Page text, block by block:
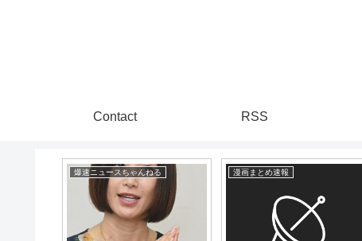
Contact RSS
爆速ニュースちゃんねる 漫画まとめ速報